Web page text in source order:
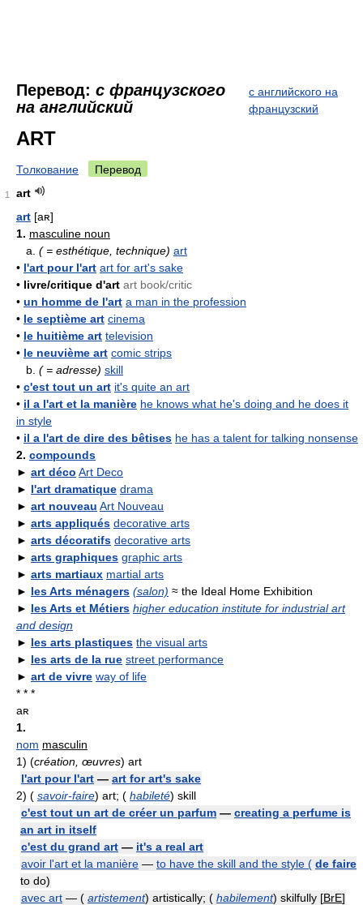
Перевод: с французского
на английский
с английского на
французский
ART
Толкование Перевод
1
art
art [aʀ]
1. masculine noun
a. ( = esthétique, technique) art
• l'art pour l'art art for art's sake
• livre/critique d'art art book/critic
• un homme de l'art a man in the profession
• le septième art cinema
• le huitième art television
• le neuvième art comic strips
b. ( = adresse) skill
• c'est tout un art it's quite an art
• il a l'art et la manière he knows what he's doing and he does it
in style
• il a l'art de dire des bêtises he has a talent for talking nonsense
2. compounds
► art déco Art Deco
► l'art dramatique drama
► art nouveau Art Nouveau
► arts appliqués decorative arts
► arts décoratifs decorative arts
► arts graphiques graphic arts
► arts martiaux martial arts
► les Arts ménagers (salon) ≈ the Ideal Home Exhibition
► les Arts et Métiers higher education institute for industrial art
and design
► les arts plastiques the visual arts
► les arts de la rue street performance
► art de vivre way of life
* * *
aʀ
1.
nom masculin
1) (création, œuvres) art
l'art pour l'art — art for art's sake
2) ( savoir-faire) art; ( habileté) skill
c'est tout un art de créer un parfum — creating a perfume is
an art in itself
c'est du grand art — it's a real art
avoir l'art et la manière — to have the skill and the style ( de faire
to do)
avec art — ( artistement) artistically; ( habilement) skilfully [BrE]